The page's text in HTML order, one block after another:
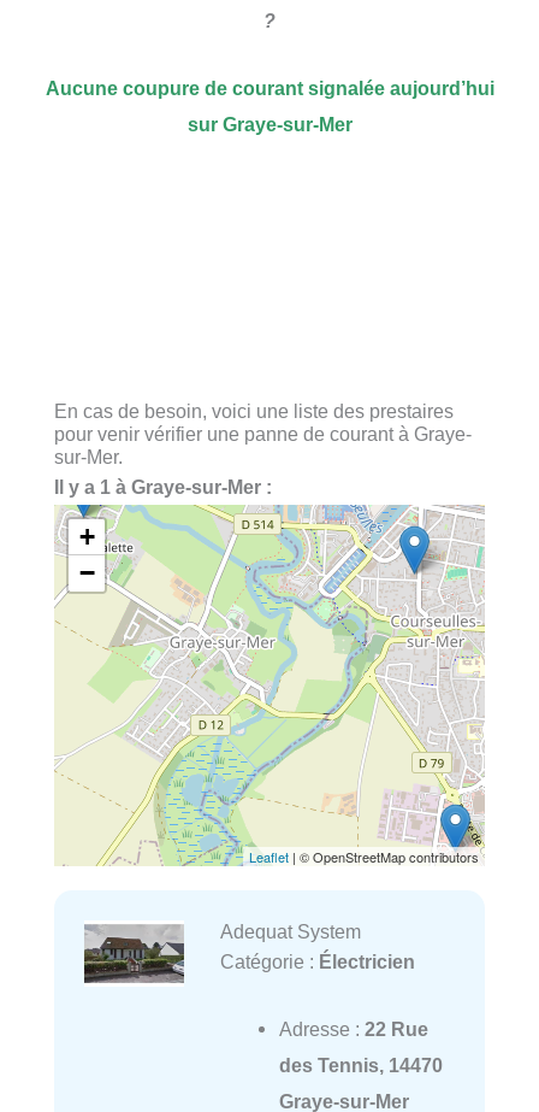
?
Aucune coupure de courant signalée aujourd’hui
sur Graye-sur-Mer
En cas de besoin, voici une liste des prestaires
pour venir vérifier une panne de courant à Graye-
sur-Mer.
Il y a 1 à Graye-sur-Mer :
+
−
Leaflet | © OpenStreetMap contributors
Adequat System
Catégorie : Électricien
Adresse : 22 Rue
des Tennis, 14470
Graye-sur-Mer